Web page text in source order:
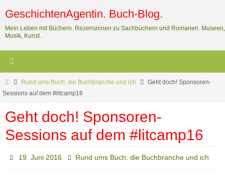
Inhalt
springen
GeschichtenAgentin. Buch-Blog.
Mein Leben mit Büchern. Rezensionen zu Sachbüchern und Romanen. Museen,
Musik, Kunst.
StartRund ums Buch: die Buchbranche und ich
Geht doch! Sponsoren-
Sessions auf dem #litcamp16
Geht doch! Sponsoren-
Sessions auf dem #litcamp16
19. Juni 2016 Rund ums Buch: die Buchbranche und ich